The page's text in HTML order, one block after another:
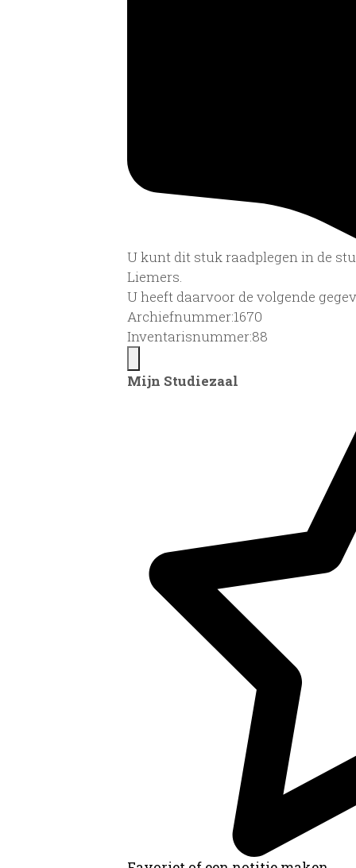
U kunt dit stuk raadplegen in de
Liemers.
U heeft daarvoor de volgende
Archiefnummer:1670
Inventarisnummer:88
Mijn Studiezaal